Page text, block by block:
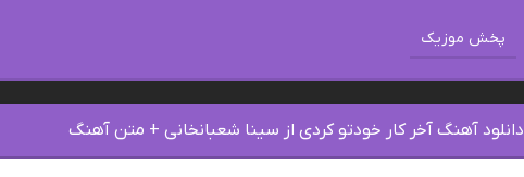
پخش موزیک
دانلود آهنگ آخر کار خودتو کردی از سینا شعبانخانی + متن آهنگ